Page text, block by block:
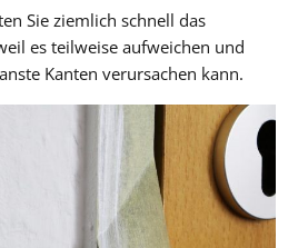
Sie ziemlich schnell das
es teilweise aufweichen und
Kanten verursachen kann.